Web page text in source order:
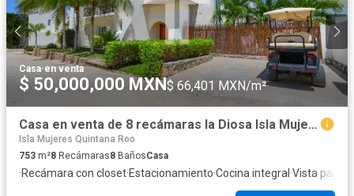
Casa·en venta
$ 50,000,000 MXN$ 66,401 MXN/m²
Casa en venta de 8 recámaras la Diosa Isla Mujeres
Isla Mujeres Quintana Roo
753 m²8 Recámaras8 BañosCasa
·Recámara con closet·Estacionamiento·Cocina integral ·Vista